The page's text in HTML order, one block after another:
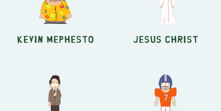
Kevin Mephesto Jesus Christ